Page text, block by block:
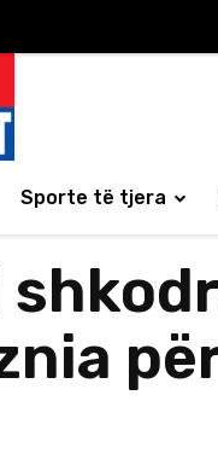
Sporte të tjera